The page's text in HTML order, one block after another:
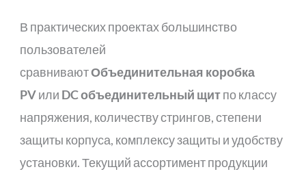
В практических проектах большинство
пользователей
сравниваютОбъединительная коробка
PVили DC объединительный щитпо классу
напряжения, количеству стрингов, степени
защиты корпуса, комплексу защиты и удобству
установки. Текущий ассортимент продукции